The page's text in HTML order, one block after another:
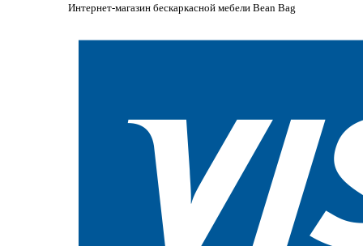
Интернет-магазин бескаркасной мебели Bean Bag